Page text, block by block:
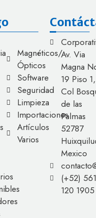
Magnéticos/
Ópticos
Software
Seguridad
Limpieza
Importaciones
Artículos
Varios
Av. Via
Magna
19 Piso 1,
Col
de las
Palmas
52787
Mexico
(+52) 561
120 1905